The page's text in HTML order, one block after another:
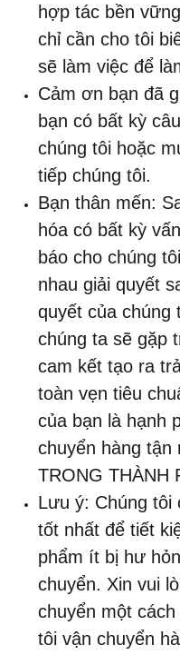
hợp tác bền
chỉ cần cho tôi
sẽ làm việc để
Cảm ơn bạn đã
bạn có bất kỳ
chúng tôi hoặc
tiếp chúng tôi.
Bạn thân mến:
hóa có bất kỳ
báo cho chúng
nhau giải quyết
quyết của chúng
chúng ta sẽ gặp
cam kết tạo ra
toàn vẹn tiêu
của bạn là hạnh
chuyển hàng tận
TRONG THÀNH
Lưu ý: Chúng tôi
tốt nhất để tiết
phẩm ít bị hư
chuyển. Xin vui
chuyển một
tôi vận chuyển